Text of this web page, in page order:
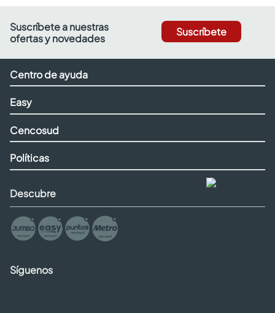
Suscríbete a nuestras
ofertas y novedades
Suscríbete
Centro de ayuda
Easy
Cencosud
Políticas
Descubre
Síguenos